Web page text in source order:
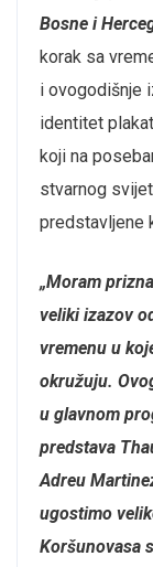
Bosne i
korak sa
i ovogodišnje
identitet
koji na
stvarnog
predstavljene
„Moram
veliki izazov
vremenu u
okružuju.
u glavnom
predstava
Adreu
ugostimo
Koršunovasa